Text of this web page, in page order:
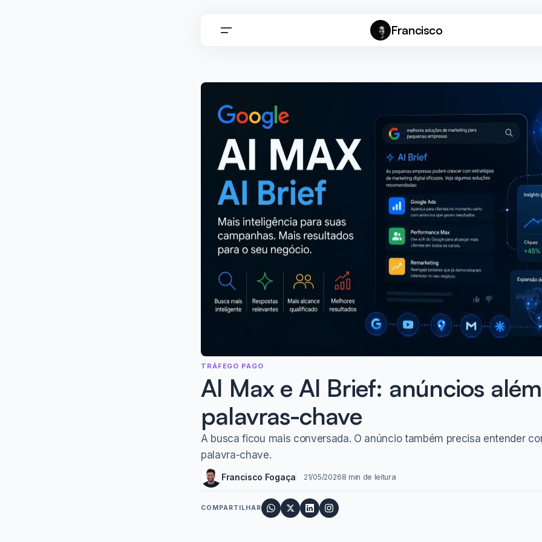
Francisco
TRÁFEGO PAGO
AI Max e AI Brief: anúncios
palavras-chave
A busca ficou mais conversada. O anúncio também precisa entender
palavra-chave.
Francisco Fogaça 21/05/20268 min de leitura
COMPARTILHAR